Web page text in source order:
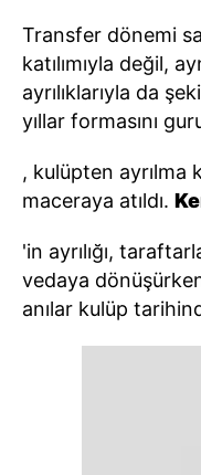
Transfer dönemi
katılımıyla değil,
ayrılıklarıyla da
yıllar formasını
, kulüpten ayrılma
maceraya atıldı.
'in ayrılığı,
vedaya
anılar kulüp